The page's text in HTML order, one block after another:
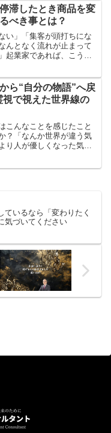
。それは、契約やお金に
は、守護霊からの警告サ
うことです
滞したとき商品を変
べき事とは？
い」「集客が頭打ちにな
んとなく流れが止まって
起業家であれば、こうし
「今の商品やサービスが
れない。新しいものに変
では・・・」気持ちは分
ら“自分の物語”へ戻
で視えた世界線の
こんなことを感じたこと
？「なんか世界が違う気
り人が優しくなった気が
ているなら「変わりたく
気づいてください